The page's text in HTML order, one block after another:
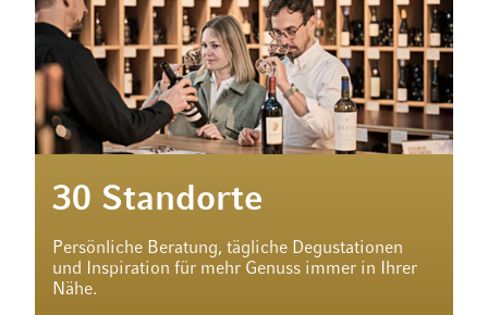
30 Standorte
Persönliche Beratung, tägliche Degustationen
und Inspiration für mehr Genuss immer in Ihrer
Nähe.